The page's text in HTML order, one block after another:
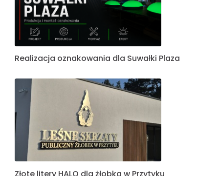
Realizacja oznakowania dla Suwałki Plaza